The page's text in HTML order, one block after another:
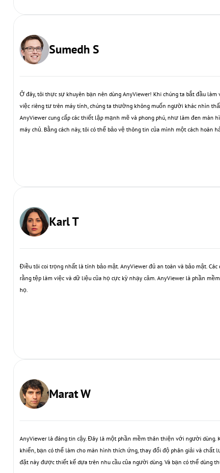
Sumedh S
Ở đây, tôi thực sự khuyên bạn nên dùng AnyViewer! Khi chúng ta bắt đầu làm
việc riêng tư trên máy tính, chúng ta thường không muốn người khác nhìn
AnyViewer cung cấp các thiết lập mạnh mẽ và phong phú, như làm đen màn
máy chủ. Bằng cách này, tôi có thể bảo vệ thông tin của mình một cách hoàn
Karl T
Điều tôi coi trọng nhất là tính bảo mật. AnyViewer đủ an toàn và bảo mật.
rằng tệp làm việc và dữ liệu của họ cực kỳ nhạy cảm. AnyViewer là phần
họ.
Marat W
AnyViewer là đáng tin cậy. Đây là một phần mềm thân thiện với người dùng.
khiển, bạn có thể làm cho màn hình thích ứng, thay đổi độ phân giải và chất
đặt này được thiết kế dựa trên nhu cầu của người dùng. Và bạn có thể dùng